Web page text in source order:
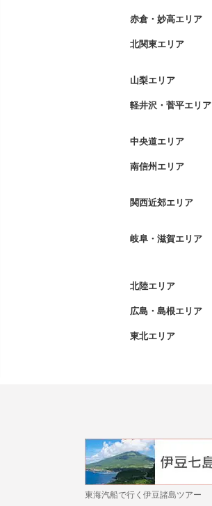
赤倉・妙高エリア
北関東エリア
山梨エリア
軽井沢・菅平エリア
中央道エリア
南信州エリア
関西近郊エリア
岐阜・滋賀エリア
北陸エリア
広島・島根エリア
東北エリア
東海汽船で行く伊豆諸島ツアー